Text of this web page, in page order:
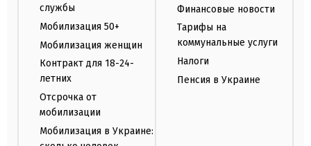
службы
Мобилизация 50+
Мобилизация женщин
Контракт для 18-24-
летних
Отсрочка от
мобилизации
Мобилизация в Украине:
Финансовые новости
Тарифы на
коммунальные услуги
Налоги
Пенсия в Украине